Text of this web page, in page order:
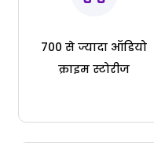
700 से ज्यादा ऑडियो
क्राइम स्टोरीज